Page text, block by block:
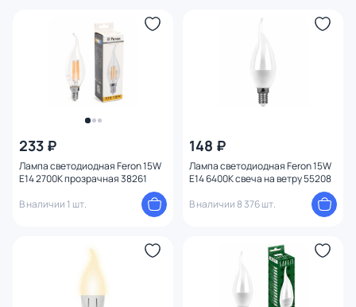
233 ₽
Лампа светодиодная Feron 15W
E14 2700K прозрачная 38261
В наличии 1 шт.
148 ₽
Лампа светодиодная Feron 15W
E14 6400K свеча на ветру 55208
В наличии 8 376 шт.
Цвет свечения
1
Мощность ламп